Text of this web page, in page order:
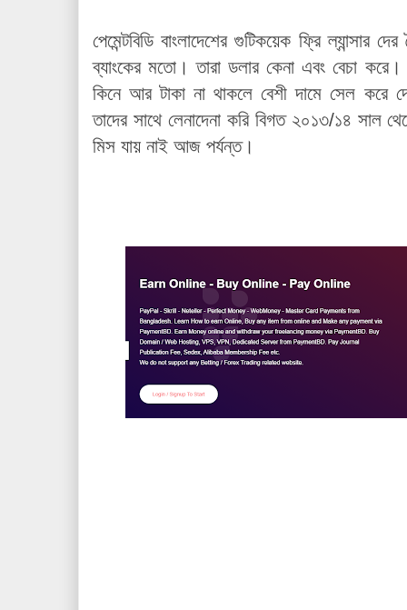
পেমেন্টবিডি বাংলাদেশের গুটিকয়েক ফ্রি ল্যান্সার
ব্যাংকের মতো। তারা ডলার কেনা এবং বেচা
কিনে আর টাকা না থাকলে বেশী দামে সেল করে
তাদের সাথে লেনাদেনা করি বিগত ২০১৩/১৪ সাল
মিস যায় নাই আজ পর্যন্ত।